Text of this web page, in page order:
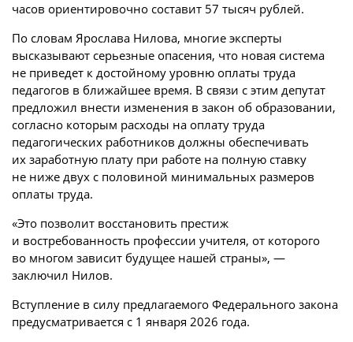
часов ориентировочно составит 57 тысяч рублей.
По словам Ярослава Нилова, многие эксперты
высказывают серьезные опасения, что новая система
не приведет к достойному уровню оплаты труда
педагогов в ближайшее время. В связи с этим депутат
предложил внести изменения в закон об образовании,
согласно которым расходы на оплату труда
педагогических работников должны обеспечивать
их заработную плату при работе на полную ставку
не ниже двух с половиной минимальных размеров
оплаты труда.
«Это позволит восстановить престиж
и востребованность профессии учителя, от которого
во многом зависит будущее нашей страны», —
заключил Нилов.
Вступление в силу предлагаемого Федерального закона
предусматривается с 1 января 2026 года.